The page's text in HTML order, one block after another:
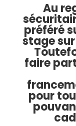
Au
préféré
stage
faire
pour